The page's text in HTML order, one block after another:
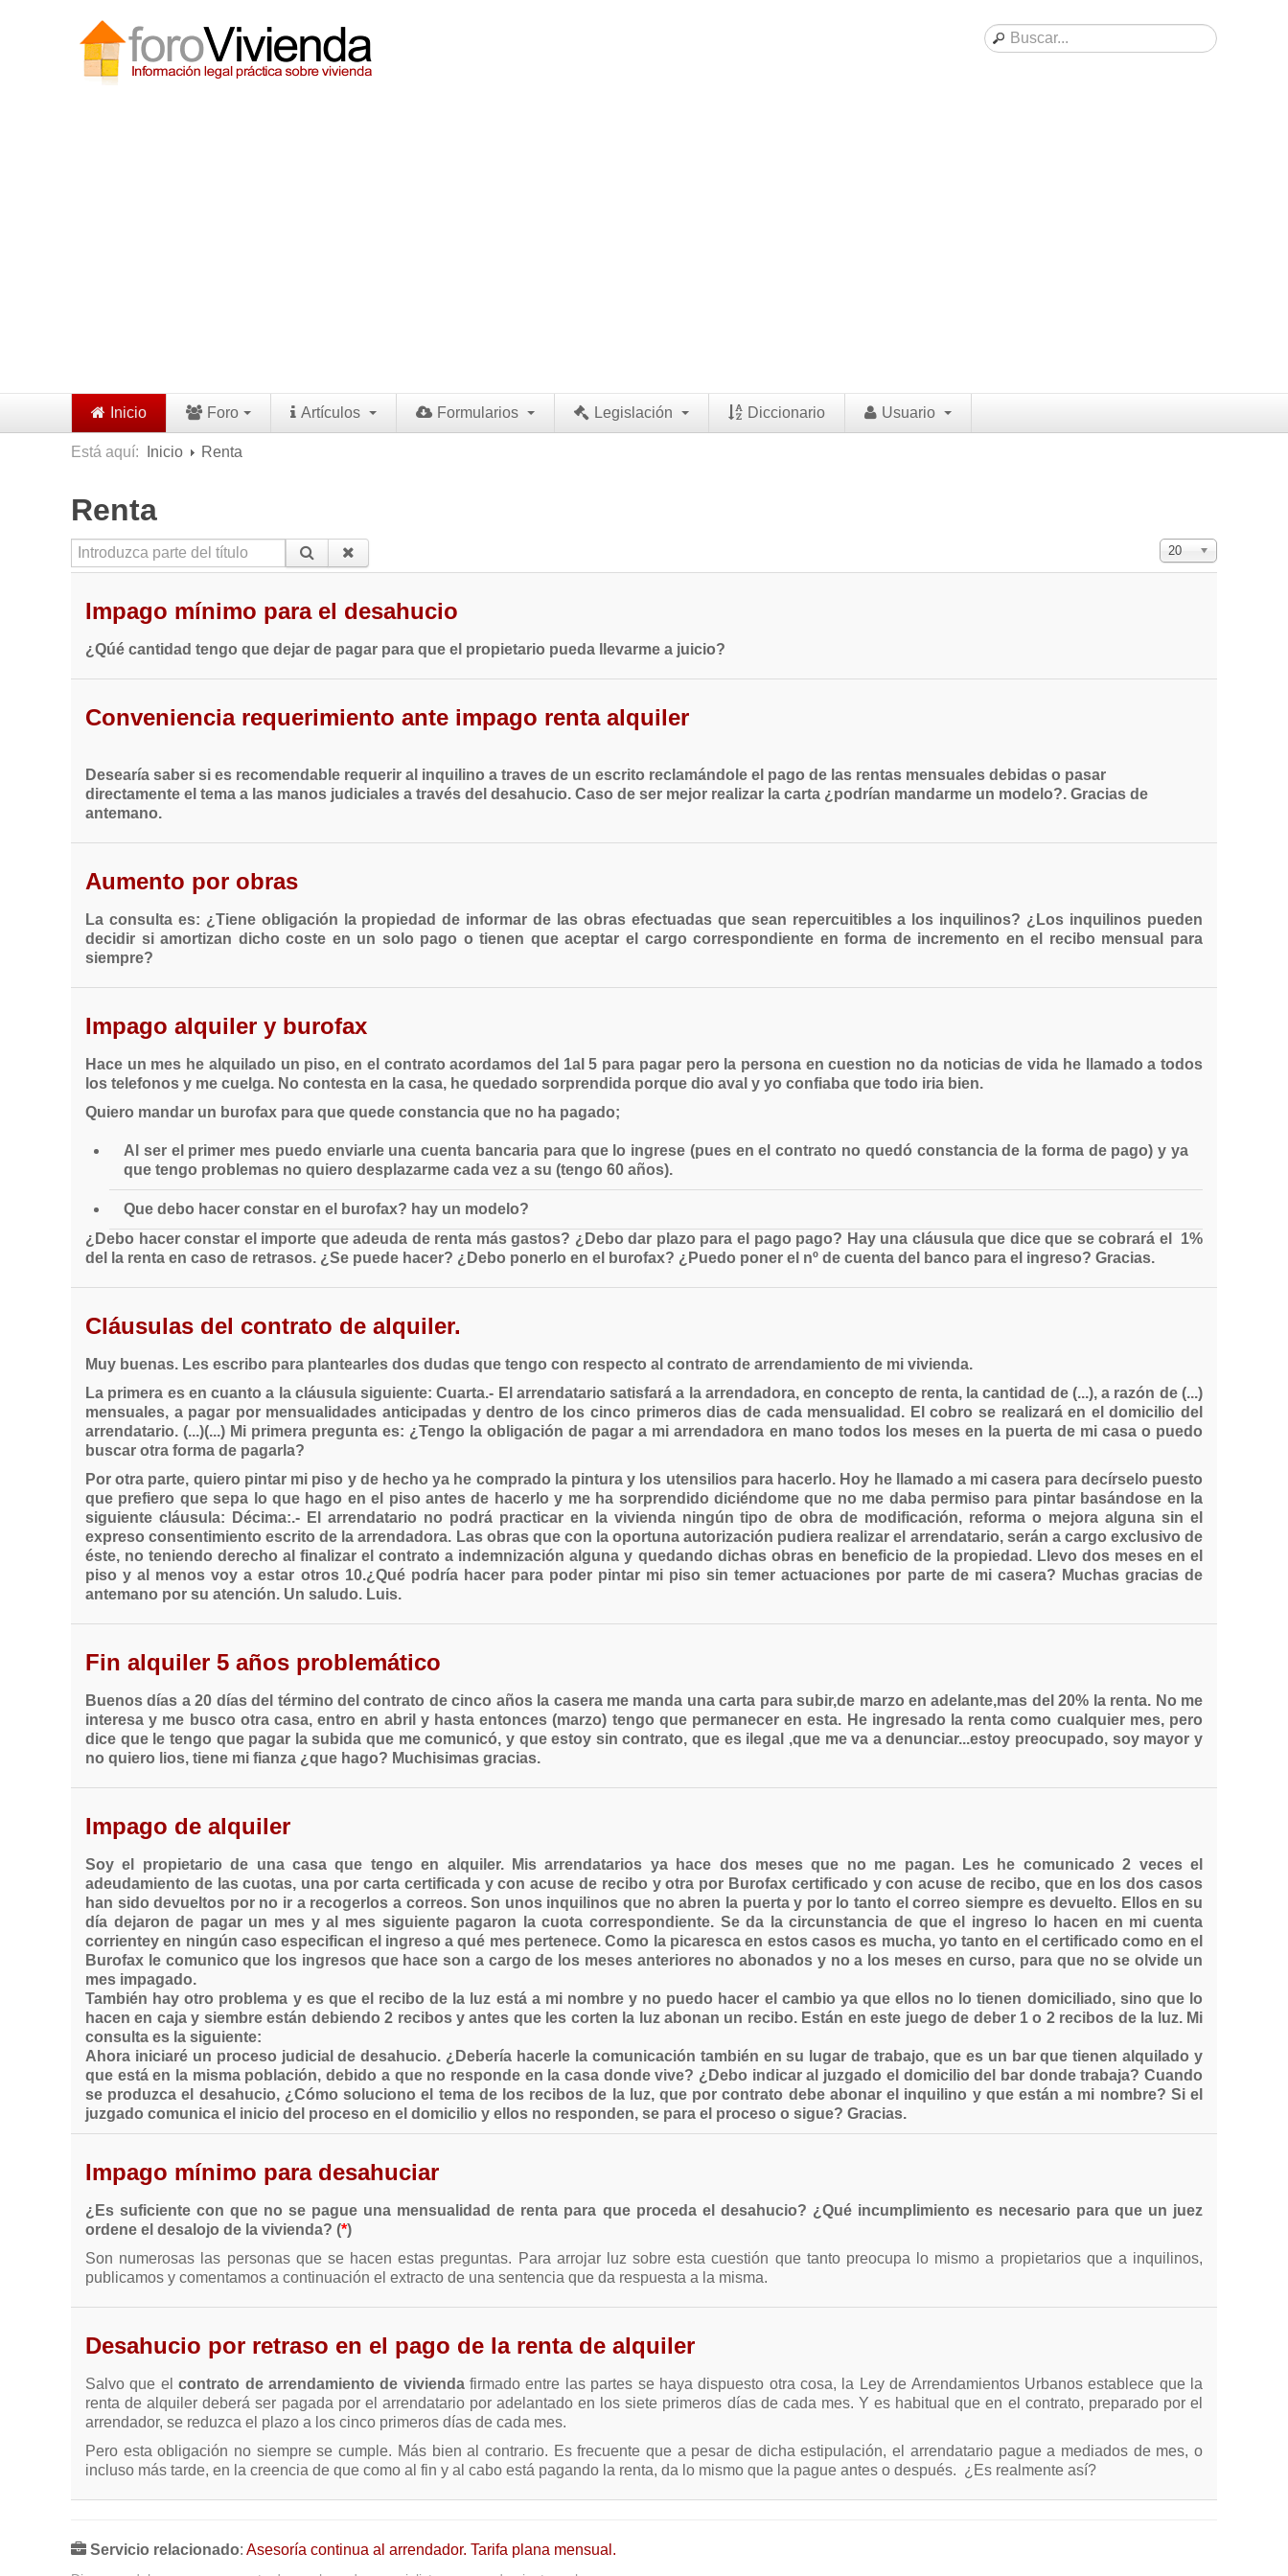
Inicio Foro Artículos Formularios Legislación Diccionario Usuario
Está aquí: Inicio Renta
Renta
Introduzca parte del título Cantidad a mostrar
20
Impago mínimo para el desahucio
¿Qúé cantidad tengo que dejar de pagar para que el propietario pueda llevarme a juicio?
Conveniencia requerimiento ante impago renta alquiler
Desearía saber si es recomendable requerir al inquilino a traves de un escrito reclamándole el pago de las rentas mensuales debidas o pasar
directamente el tema a las manos judiciales a través del desahucio. Caso de ser mejor realizar la carta ¿podrían mandarme un modelo?. Gracias de
antemano.
Aumento por obras
La consulta es: ¿Tiene obligación la propiedad de informar de las obras efectuadas que sean repercuitibles a los inquilinos? ¿Los inquilinos pueden
decidir si amortizan dicho coste en un solo pago o tienen que aceptar el cargo correspondiente en forma de incremento en el recibo mensual para
siempre?
Impago alquiler y burofax
Hace un mes he alquilado un piso, en el contrato acordamos del 1al 5 para pagar pero la persona en cuestion no da noticias de vida he llamado a todos
los telefonos y me cuelga. No contesta en la casa, he quedado sorprendida porque dio aval y yo confiaba que todo iria bien.
Quiero mandar un burofax para que quede constancia que no ha pagado;
Al ser el primer mes puedo enviarle una cuenta bancaria para que lo ingrese (pues en el contrato no quedó constancia de la forma de pago) y ya
que tengo problemas no quiero desplazarme cada vez a su (tengo 60 años).
Que debo hacer constar en el burofax? hay un modelo?
¿Debo hacer constar el importe que adeuda de renta más gastos? ¿Debo dar plazo para el pago pago? Hay una cláusula que dice que se cobrará el 1%
del la renta en caso de retrasos. ¿Se puede hacer? ¿Debo ponerlo en el burofax? ¿Puedo poner el nº de cuenta del banco para el ingreso? Gracias.
Cláusulas del contrato de alquiler.
Muy buenas. Les escribo para plantearles dos dudas que tengo con respecto al contrato de arrendamiento de mi vivienda.
La primera es en cuanto a la cláusula siguiente: Cuarta.- El arrendatario satisfará a la arrendadora, en concepto de renta, la cantidad de (...), a razón de (...)
mensuales, a pagar por mensualidades anticipadas y dentro de los cinco primeros dias de cada mensualidad. El cobro se realizará en el domicilio del
arrendatario. (...)(...) Mi primera pregunta es: ¿Tengo la obligación de pagar a mi arrendadora en mano todos los meses en la puerta de mi casa o puedo
buscar otra forma de pagarla?
Por otra parte, quiero pintar mi piso y de hecho ya he comprado la pintura y los utensilios para hacerlo. Hoy he llamado a mi casera para decírselo puesto
que prefiero que sepa lo que hago en el piso antes de hacerlo y me ha sorprendido diciéndome que no me daba permiso para pintar basándose en la
siguiente cláusula: Décima:.- El arrendatario no podrá practicar en la vivienda ningún tipo de obra de modificación, reforma o mejora alguna sin el
expreso consentimiento escrito de la arrendadora. Las obras que con la oportuna autorización pudiera realizar el arrendatario, serán a cargo exclusivo de
éste, no teniendo derecho al finalizar el contrato a indemnización alguna y quedando dichas obras en beneficio de la propiedad. Llevo dos meses en el
piso y al menos voy a estar otros 10.¿Qué podría hacer para poder pintar mi piso sin temer actuaciones por parte de mi casera? Muchas gracias de
antemano por su atención. Un saludo. Luis.
Fin alquiler 5 años problemático
Buenos días a 20 días del término del contrato de cinco años la casera me manda una carta para subir,de marzo en adelante,mas del 20% la renta. No me
interesa y me busco otra casa, entro en abril y hasta entonces (marzo) tengo que permanecer en esta. He ingresado la renta como cualquier mes, pero
dice que le tengo que pagar la subida que me comunicó, y que estoy sin contrato, que es ilegal ,que me va a denunciar...estoy preocupado, soy mayor y
no quiero lios, tiene mi fianza ¿que hago? Muchisimas gracias.
Impago de alquiler
Soy el propietario de una casa que tengo en alquiler. Mis arrendatarios ya hace dos meses que no me pagan. Les he comunicado 2 veces el
adeudamiento de las cuotas, una por carta certificada y con acuse de recibo y otra por Burofax certificado y con acuse de recibo, que en los dos casos
han sido devueltos por no ir a recogerlos a correos. Son unos inquilinos que no abren la puerta y por lo tanto el correo siempre es devuelto. Ellos en su
día dejaron de pagar un mes y al mes siguiente pagaron la cuota correspondiente. Se da la circunstancia de que el ingreso lo hacen en mi cuenta
corrientey en ningún caso especifican el ingreso a qué mes pertenece. Como la picaresca en estos casos es mucha, yo tanto en el certificado como en el
Burofax le comunico que los ingresos que hace son a cargo de los meses anteriores no abonados y no a los meses en curso, para que no se olvide un
mes impagado.
También hay otro problema y es que el recibo de la luz está a mi nombre y no puedo hacer el cambio ya que ellos no lo tienen domiciliado, sino que lo
hacen en caja y siembre están debiendo 2 recibos y antes que les corten la luz abonan un recibo. Están en este juego de deber 1 o 2 recibos de la luz. Mi
consulta es la siguiente:
Ahora iniciaré un proceso judicial de desahucio. ¿Debería hacerle la comunicación también en su lugar de trabajo, que es un bar que tienen alquilado y
que está en la misma población, debido a que no responde en la casa donde vive? ¿Debo indicar al juzgado el domicilio del bar donde trabaja? Cuando
se produzca el desahucio, ¿Cómo soluciono el tema de los recibos de la luz, que por contrato debe abonar el inquilino y que están a mi nombre? Si el
juzgado comunica el inicio del proceso en el domicilio y ellos no responden, se para el proceso o sigue? Gracias.
Impago mínimo para desahuciar
¿Es suficiente con que no se pague una mensualidad de renta para que proceda el desahucio? ¿Qué incumplimiento es necesario para que un juez
ordene el desalojo de la vivienda? (*)
Son numerosas las personas que se hacen estas preguntas. Para arrojar luz sobre esta cuestión que tanto preocupa lo mismo a propietarios que a inquilinos,
publicamos y comentamos a continuación el extracto de una sentencia que da respuesta a la misma.
Desahucio por retraso en el pago de la renta de alquiler
Salvo que elcontrato de arrendamiento de viviendafirmado entre las partes se haya dispuesto otra cosa, la Ley de Arrendamientos Urbanos establece que la
renta de alquiler deberá ser pagada por el arrendatario por adelantado en los siete primeros días de cada mes. Y es habitual que en el contrato, preparado por el
arrendador, se reduzca el plazo a los cinco primeros días de cada mes.
Pero esta obligación no siempre se cumple. Más bien al contrario. Es frecuente que a pesar de dicha estipulación, el arrendatario pague a mediados de mes, o
incluso más tarde, en la creencia de que como al fin y al cabo está pagando la renta, da lo mismo que la pague antes o después. ¿Es realmente así?
Servicio relacionado: Asesoría continua al arrendador. Tarifa plana mensual.